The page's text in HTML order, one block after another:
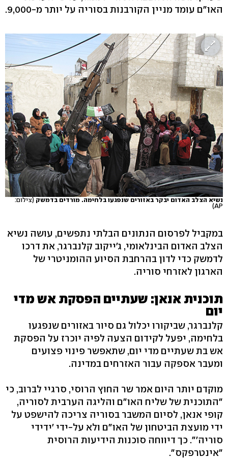
האו"ם עומד מניין הקורבנות בסוריה על יותר מ-9,000.
נשיא הצלב האדום יבקר באזורים שנפגעו בלחימה. מורדים בדמשק (צילום:
AP)
במקביל לפרסום הנתונים הבלתי נתפשים, עושה נשיא
הצלב האדום הבינלאומי, ג'ייקוב קלנברגר, את דרכו
לדמשק כדי לדון בהרחבת הסיוע ההומניטרי של
הארגון לאזרחי סוריה.
תוכנית אנאן: שעתיים הפסקת אש מדי
יום
קלנברגר, שביקורו יכלול גם סיור באזורים שנפגעו
בלחימה, יפעל לקידום הצעה לפיה יוכרז על הפסקת
אש בת שעתיים מדי יום, שתאפשר פינוי פצועים
ומעבר אספקה עבור האזרחים במדינה.
מוקדם יותר היום אמר שר החוץ הרוסי, סרגיי לברוב, כי
"התוכנית של שליח האו"ם והליגה הערבית לסוריה,
קופי אנאן, לסיום המשבר בסוריה צריכה להישפט על
ידי מועצת הביטחון של האו"ם ולא על-ידי 'ידידי
סוריה'". כך דיווחה סוכנות הידיעות הרוסית
"אינטרפקס".